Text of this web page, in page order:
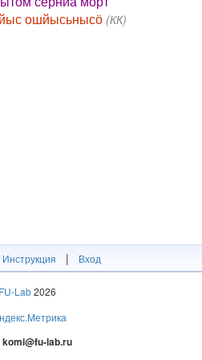
ошйысьнысӧ (КК)
Инструкция | Вход
FU-Lab2026
komi@fu-lab.ru